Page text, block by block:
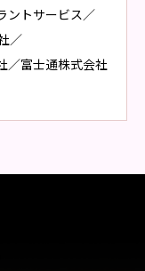
ントサービス／
／
／富士通株式会社